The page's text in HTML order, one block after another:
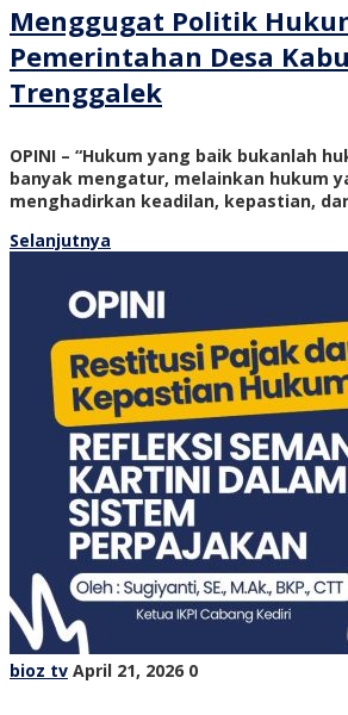
Menggugat Politik
Pemerintahan Desa
Trenggalek
OPINI – “Hukum yang baik bukanlah
banyak mengatur, melainkan hukum
menghadirkan keadilan, kepastian,
Selanjutnya
bioz tv April 21, 2026 0